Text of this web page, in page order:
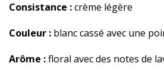
Consistance :crème légère
Couleur : blanc cassé avec une
Arôme :floral avec des notes de